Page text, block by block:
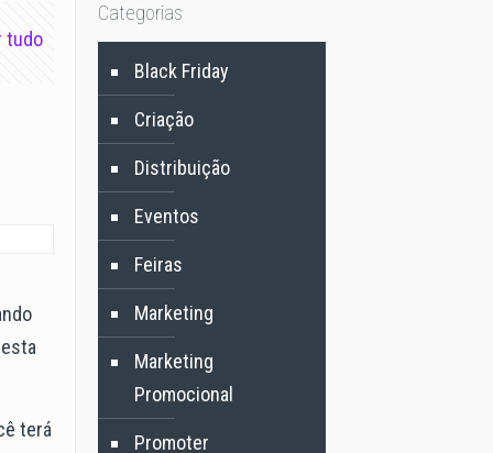
tudo
terá
Categorias
Black Friday
Criação
Distribuição
Eventos
Feiras
Marketing
Marketing
Promocional
Promoter